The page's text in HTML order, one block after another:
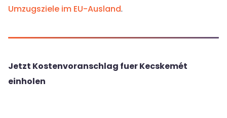
Umzugsziele im EU-Ausland.
Jetzt Kostenvoranschlag fuer Kecskemét
einholen